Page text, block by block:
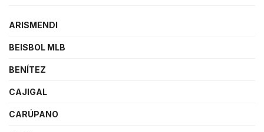
ARISMENDI
BEISBOL MLB
BENÍTEZ
CAJIGAL
CARÚPANO